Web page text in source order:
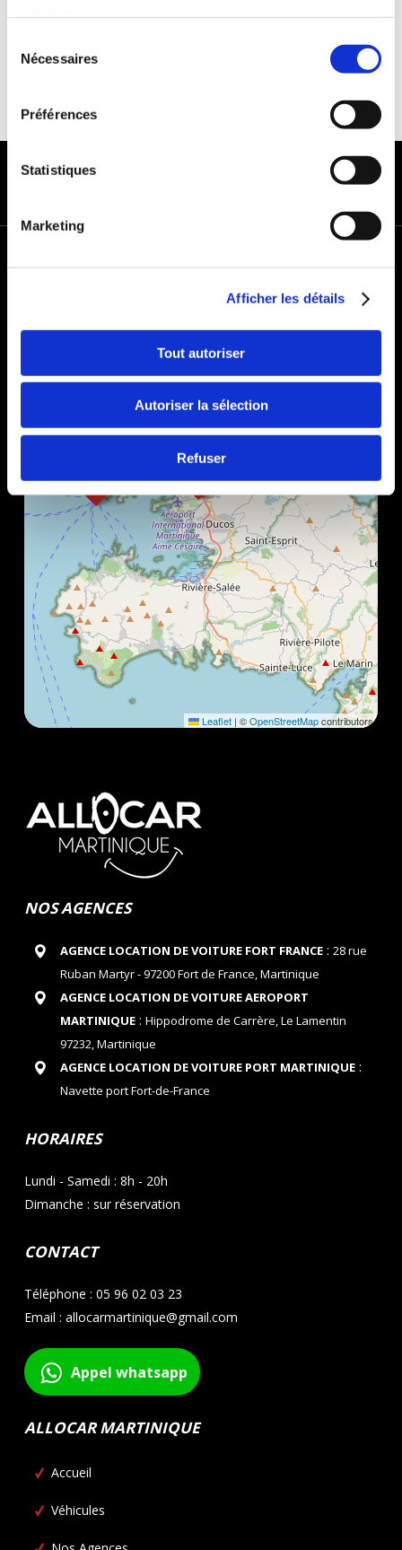
Nécessaires
Préférences
Statistiques
Marketing
Afficher les détails
Tout autoriser
Autoriser la sélection
Refuser
Leaflet | ©OpenStreetMapcontributors
NOS AGENCES
AGENCE LOCATION DE VOITURE FORT FRANCE: 28 rue
Ruban Martyr - 97200 Fort de France, Martinique
AGENCE LOCATION DE VOITURE AEROPORT
MARTINIQUE: Hippodrome de Carrère, Le Lamentin
97232, Martinique
AGENCE LOCATION DE VOITURE PORT MARTINIQUE:
Navette port Fort-de-France
HORAIRES
Lundi - Samedi : 8h - 20h
Dimanche : sur réservation
CONTACT
Téléphone : 05 96 02 03 23
Email : allocarmartinique@gmail.com
Appel whatsapp
ALLOCAR MARTINIQUE
Accueil
Véhicules